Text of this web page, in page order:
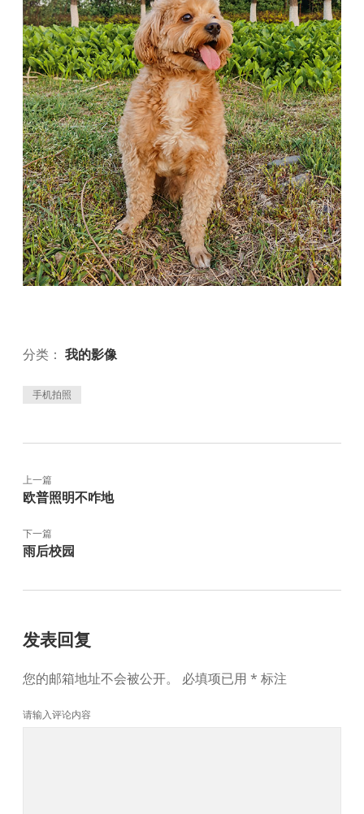
分类： 我的影像
手机拍照
上一篇
欧普照明不咋地
下一篇
雨后校园
发表回复
您的邮箱地址不会被公开。 必填项已用 * 标注
请输入评论内容